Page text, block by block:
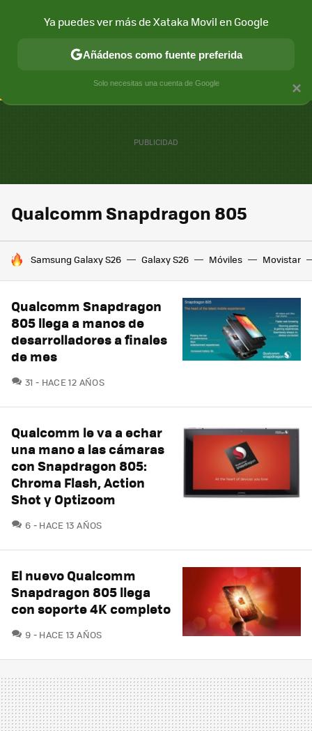
CONECTIVIDAD MÓVIL Y SOCIEDAD APLICACIONES
Qualcomm Snapdragon 805
HOY SE HABLA DE
Samsung Galaxy S26 Galaxy S26 Móviles Movistar
Qualcomm Snapdragon
805 llega a manos de
desarrolladores a finales
de mes
31 COMENTARIOS
HACE 12 AÑOS
Qualcomm le va a echar
una mano a las cámaras
con Snapdragon 805:
Chroma Flash, Action
Shot y Optizoom
6 COMENTARIOS
HACE 13 AÑOS
El nuevo Qualcomm
Snapdragon 805 llega
con soporte 4K completo
9 COMENTARIOS
HACE 13 AÑOS
×
Ya puedes ver más de Xataka Movil en Google
Añádenos como fuente preferida
Solo necesitas una cuenta de Google